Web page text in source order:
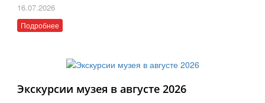
16.07.2026
Подробнее
Экскурсии музея в августе 2026